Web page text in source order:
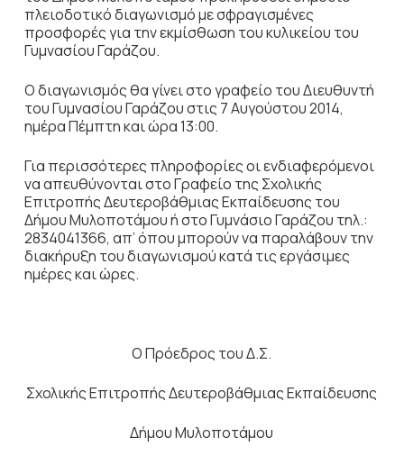
πλειοδοτικό διαγωνισμό με σφραγισμένες
προσφορές για την εκμίσθωση του κυλικείου του
Γυμνασίου Γαράζου.
Ο διαγωνισμός θα γίνει στο γραφείο του Διευθυντή
του Γυμνασίου Γαράζου στις 7 Αυγούστου 2014,
ημέρα Πέμπτη και ώρα 13:00.
Για περισσότερες πληροφορίες οι ενδιαφερόμενοι
να απευθύνονται στο Γραφείο της Σχολικής
Επιτροπής Δευτεροβάθμιας Εκπαίδευσης του
Δήμου Μυλοποτάμου ή στο Γυμνάσιο Γαράζου τηλ.:
2834041366, απ’ όπου μπορούν να παραλάβουν την
διακήρυξη του διαγωνισμού κατά τις εργάσιμες
ημέρες και ώρες.
Ο Πρόεδρος του Δ.Σ.
Σχολικής Επιτροπής Δευτεροβάθμιας Εκπαίδευσης
Δήμου Μυλοποτάμου